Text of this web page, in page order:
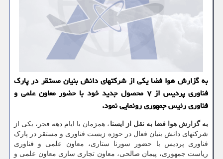
به گزارش هوا فضا یکی از شرکتهای دانش بنیان مستقر در پارک
فناوری پردیس از ۷ محصول جدید خود با حضور معاون علمی و
فناوری رئیس جمهوری رونمایی نمود.
به گزارش هوا فضا به نقل از ایسنا ، همزمان با ایام دهه فجر، یکی از
شرکتهای دانش بنیان فعال در حوزه زیست فناوری و مستقر در پارک
فناوری پردیس با حضور سورنا ستاری، معاون علمی و فناوری
ریاست جمهوری، پیمان صالحی، معاون تجاری ­سازی معاون علمی و